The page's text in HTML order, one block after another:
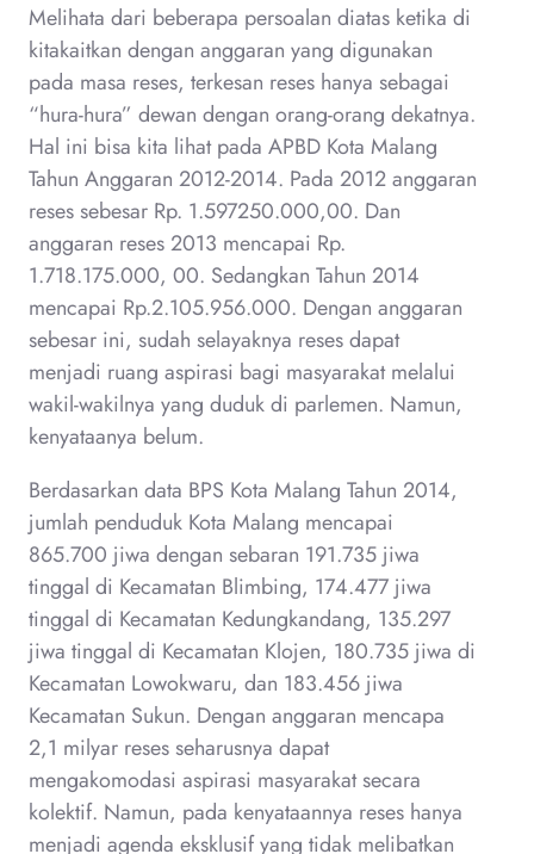
Melihata dari beberapa persoalan diatas ketika di
kitakaitkan dengan anggaran yang digunakan
pada masa reses, terkesan reses hanya sebagai
“hura-hura” dewan dengan orang-orang dekatnya.
Hal ini bisa kita lihat pada APBD Kota Malang
Tahun Anggaran 2012-2014. Pada 2012 anggaran
reses sebesar Rp. 1.597250.000,00. Dan
anggaran reses 2013 mencapai Rp.
1.718.175.000, 00. Sedangkan Tahun 2014
mencapai Rp.2.105.956.000. Dengan anggaran
sebesar ini, sudah selayaknya reses dapat
menjadi ruang aspirasi bagi masyarakat melalui
wakil-wakilnya yang duduk di parlemen. Namun,
kenyataanya belum.
Berdasarkan data BPS Kota Malang Tahun 2014,
jumlah penduduk Kota Malang mencapai
865.700 jiwa dengan sebaran 191.735 jiwa
tinggal di Kecamatan Blimbing, 174.477 jiwa
tinggal di Kecamatan Kedungkandang, 135.297
jiwa tinggal di Kecamatan Klojen, 180.735 jiwa di
Kecamatan Lowokwaru, dan 183.456 jiwa
Kecamatan Sukun. Dengan anggaran mencapa
2,1 milyar reses seharusnya dapat
mengakomodasi aspirasi masyarakat secara
kolektif. Namun, pada kenyataannya reses hanya
menjadi agenda eksklusif yang tidak melibatkan